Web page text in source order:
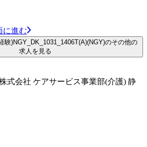
に進む
験)NGY_DK_1031_1406T(A)(NGY)のその他の
求人を見る
式会社 ケアサービス事業部(介護) 静